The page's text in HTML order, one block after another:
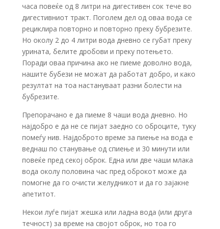
часа повеќе од 8 литри на дигестивен сок тече во
дигестивниот тракт. Поголем дел од оваа вода се
рециклира повторно и повторно преку бубрезите.
Но околу 2 до 4 литри вода дневно се губат преку
урината, белите дробови и преку потењето.
Поради оваа причина ако не пиеме доволно вода,
нашите бубези не можат да работат добро, и како
резултат на тоа настануваат разни болести на
бубрезите.
Препорачано е да пиеме 8 чаши вода дневно. Но
најдобро е да не се пијат заедно со оброците, туку
помеѓу нив. Најдоброто време за пиење на вода е
веднаш по станување од спиење и 30 минути или
повеќе пред секој оброк. Една или две чаши млака
вода околу половина час пред оброкот може да
помогне да го очисти желудникот и да го зајакне
апетитот.
Некои луѓе пијат жешка или ладна вода (или друга
течност) за време на својот оброк, но тоа го